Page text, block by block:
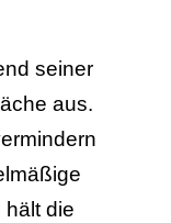
seiner
aus.
hält die